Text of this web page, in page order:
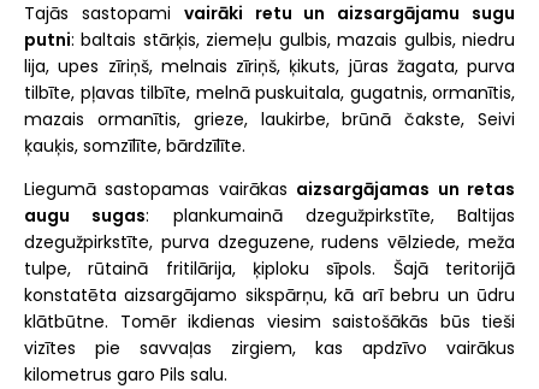
Tajās sastopami vairāki retu un aizsargājamu sugu
putni: baltais stārķis, ziemeļu gulbis, mazais gulbis, niedru
lija, upes zīriņš, melnais zīriņš, ķikuts, jūras žagata, purva
tilbīte, pļavas tilbīte, melnā puskuitala, gugatnis, ormanītis,
mazais ormanītis, grieze, laukirbe, brūnā čakste, Seivi
ķauķis, somzīlīte, bārdzīlīte.
Liegumā sastopamas vairākas aizsargājamas un retas
augu sugas: plankumainā dzegužpirkstīte, Baltijas
dzegužpirkstīte, purva dzeguzene, rudens vēlziede, meža
tulpe, rūtainā fritilārija, ķiploku sīpols. Šajā teritorijā
konstatēta aizsargājamo sikspārņu, kā arī bebru un ūdru
klātbūtne. Tomēr ikdienas viesim saistošākās būs tieši
vizītes pie savvaļas zirgiem, kas apdzīvo vairākus
kilometrus garo Pils salu.